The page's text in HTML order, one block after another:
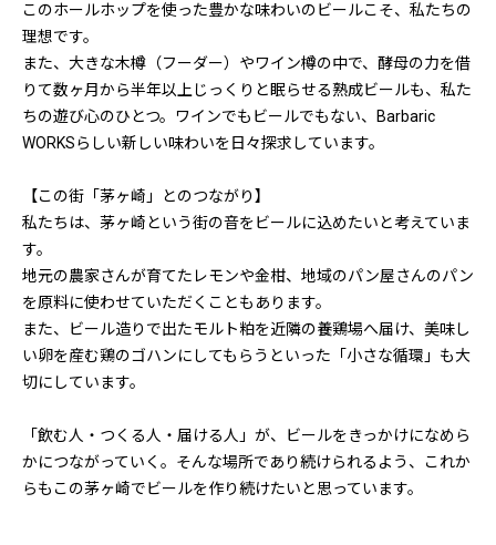
このホールホップを使った豊かな味わいのビールこそ、私たちの
理想です。
また、大きな木樽（フーダー）やワイン樽の中で、酵母の力を借
りて数ヶ月から半年以上じっくりと眠らせる熟成ビールも、私た
ちの遊び心のひとつ。ワインでもビールでもない、Barbaric
WORKSらしい新しい味わいを日々探求しています。
【この街「茅ヶ崎」とのつながり】
私たちは、茅ヶ崎という街の音をビールに込めたいと考えていま
す。
地元の農家さんが育てたレモンや金柑、地域のパン屋さんのパン
を原料に使わせていただくこともあります。
また、ビール造りで出たモルト粕を近隣の養鶏場へ届け、美味し
い卵を産む鶏のゴハンにしてもらうといった「小さな循環」も大
切にしています。
「飲む人・つくる人・届ける人」が、ビールをきっかけになめら
かにつながっていく。そんな場所であり続けられるよう、これか
らもこの茅ヶ崎でビールを作り続けたいと思っています。